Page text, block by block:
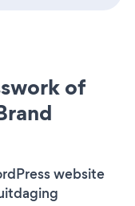
of
website